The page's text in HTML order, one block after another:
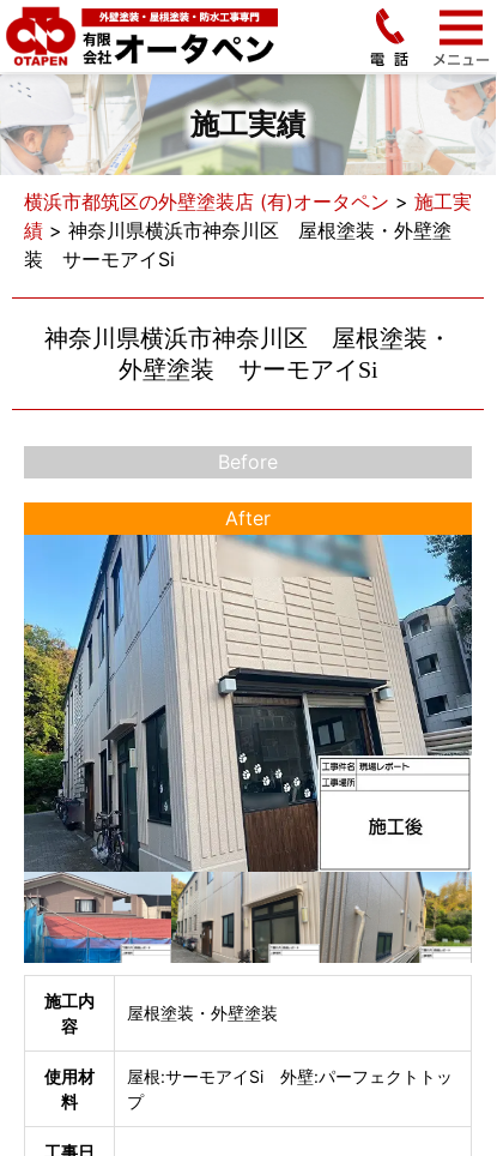
施工実績
横浜市都筑区の外壁塗装店 (有)オータペン > 施工実
績 > 神奈川県横浜市神奈川区 屋根塗装・外壁塗
装 サーモアイSi
神奈川県横浜市神奈川区 屋根塗装・
外壁塗装 サーモアイSi
Before
After
施工内
容
屋根塗装・外壁塗装
使用材
料
屋根:サーモアイSi 外壁:パーフェクトトッ
プ
工事日